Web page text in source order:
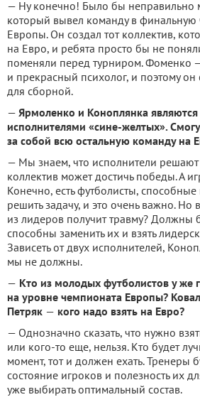
— Ну конечно! Было бы неправильно
который вывел команду в финальную
Европы. Он создал тот коллектив,
на Евро, и ребята просто бы не
поменяли перед турниром. Фоменко
и прекрасный психолог, и поэтому
для сборной.
— Ярмоленко и Коноплянка
исполнителями «сине-желтых».
за собой всю остальную команду на
— Мы знаем, что исполнители решают
коллектив может достичь победы. А
Конечно, есть футболисты,
решить задачу, и это очень важно. Но
из лидеров получит травму? Должны
способны заменить их и взять
Зависеть от двух исполнителей,
мы не должны.
— Кто из молодых футболистов у же
на уровне чемпионата Европы?
Петряк — кого надо взять на Евро?
— Однозначно сказать, что нужно
или кого-то еще, нельзя. Кто будет
момент, тот и должен ехать. Тренеры
состояние игроков и полезность их
уже выбирать оптимальный состав.